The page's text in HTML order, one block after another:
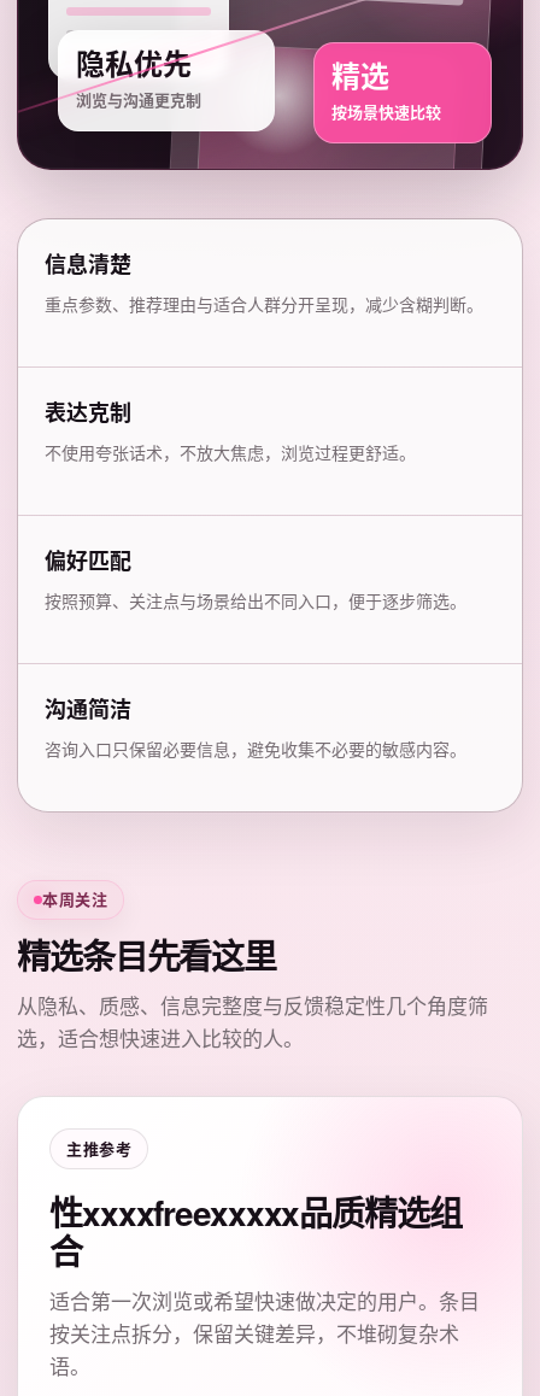
隐私优先
浏览与沟通更克制
精选
按场景快速比较
信息清楚
重点参数、推荐理由与适合人群分开呈现，减少含糊判断。
表达克制
不使用夸张话术，不放大焦虑，浏览过程更舒适。
偏好匹配
按照预算、关注点与场景给出不同入口，便于逐步筛选。
沟通简洁
咨询入口只保留必要信息，避免收集不必要的敏感内容。
本周关注
精选条目先看这里
从隐私、质感、信息完整度与反馈稳定性几个角度筛
选，适合想快速进入比较的人。
主推参考
性xxxxfreexxxxx品质精选组
合
适合第一次浏览或希望快速做决定的用户。条目
按关注点拆分，保留关键差异，不堆砌复杂术
语。